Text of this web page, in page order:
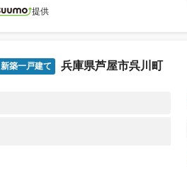
提供
新築一戸建て 兵庫県芦屋市呉川町